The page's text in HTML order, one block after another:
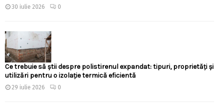
30 iulie 2026 0
Ce trebuie să știi despre polistirenul expandat: tipuri, proprietăți și
utilizări pentru o izolație termică eficientă
29 iulie 2026 0